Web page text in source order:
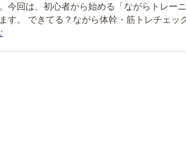
今回は、初心者から始める「ながらトレー
す。 できてる？ながら体幹・筋トレチェッ